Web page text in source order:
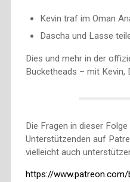
Kevin traf im Oman
Dascha und Lasse
Dies und mehr in der
Bucketheads – mit Kevin,
Die Fragen in dieser
Unterstützenden auf
vielleicht auch
https://